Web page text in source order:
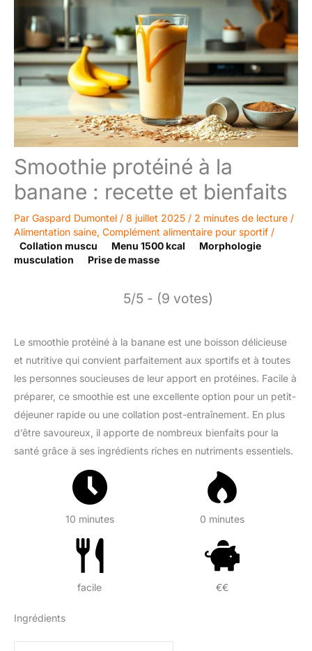
Smoothie protéiné à la
banane : recette et bienfaits
Par Gaspard Dumontel / 8 juillet 2025 / 2 minutes de lecture /
Alimentation saine, Complément alimentaire pour sportif /
Collation muscu
Menu 1500 kcal
Morphologie
musculation
Prise de masse
5/5 - (9 votes)
Le smoothie protéiné à la banane est une boisson délicieuse
et nutritive qui convient parfaitement aux sportifs et à toutes
les personnes soucieuses de leur apport en protéines. Facile à
préparer, ce smoothie est une excellente option pour un petit-
déjeuner rapide ou une collation post-entraînement. En plus
d’être savoureux, il apporte de nombreux bienfaits pour la
santé grâce à ses ingrédients riches en nutriments essentiels.
10 minutes 0 minutes
facile €€
Ingrédients